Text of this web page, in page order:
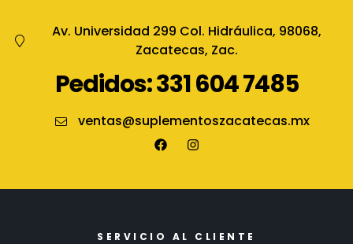
Av. Universidad 299 Col. Hidráulica, 98068,
Zacatecas, Zac.
Pedidos: 331 604 7485
ventas@suplementoszacatecas.mx
SERVICIO AL CLIENTE